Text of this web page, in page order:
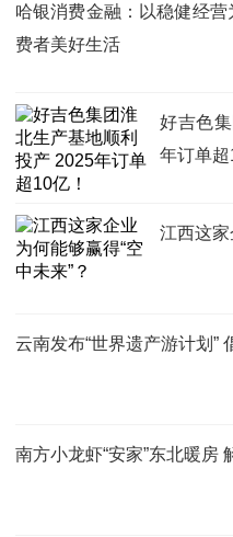
哈银消费金融：以稳健经
费者美好生活
好吉色
年订单超
江西这家
云南发布“世界遗产游计划”
南方小龙虾“安家”东北暖房